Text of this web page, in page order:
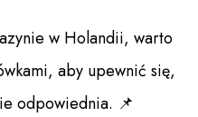
w Holandii, warto
aby upewnić się,
odpowiednia. 📌